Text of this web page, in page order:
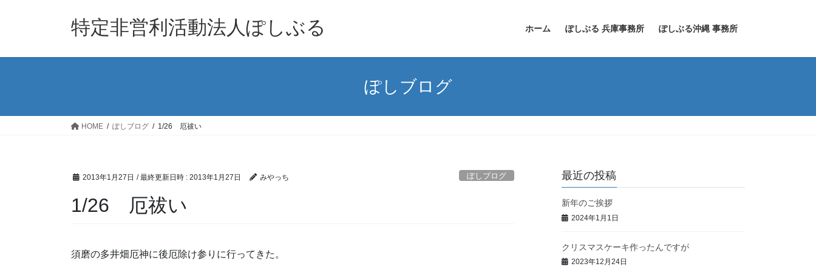
特定非営利活動法人ぽしぶる ホーム ぽしぶる 兵庫事務所 ぽしぶる沖縄 事務所
ぽしブログ
HOME ぽしブログ 1/26 厄祓い
2013年1月27日 / 最終更新日時 : 2013年1月27日 みやっち ぽしブログ
1/26 厄祓い
須磨の多井畑厄神に後厄除け参りに行ってきた。
最近の投稿
新年のご挨拶
2024年1月1日
クリスマスケーキ作ったんですが
2023年12月24日